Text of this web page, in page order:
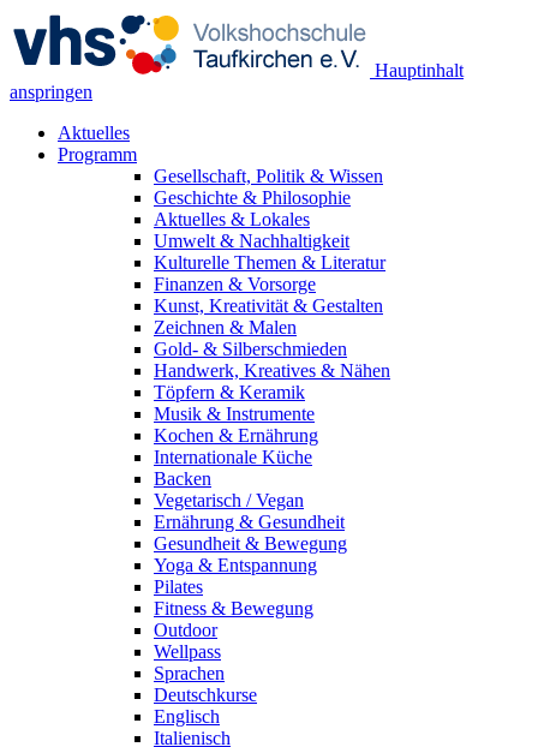
Hauptinhalt
anspringen
Aktuelles
Programm
Gesellschaft, Politik & Wissen
Geschichte & Philosophie
Aktuelles & Lokales
Umwelt & Nachhaltigkeit
Kulturelle Themen & Literatur
Finanzen & Vorsorge
Kunst, Kreativität & Gestalten
Zeichnen & Malen
Gold- & Silberschmieden
Handwerk, Kreatives & Nähen
Töpfern & Keramik
Musik & Instrumente
Kochen & Ernährung
Internationale Küche
Backen
Vegetarisch / Vegan
Ernährung & Gesundheit
Gesundheit & Bewegung
Yoga & Entspannung
Pilates
Fitness & Bewegung
Outdoor
Wellpass
Sprachen
Deutschkurse
Englisch
Italienisch